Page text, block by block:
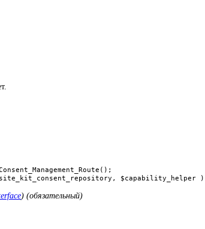
$site_kit_consent_repository, $capability_helper
) (обязательный)